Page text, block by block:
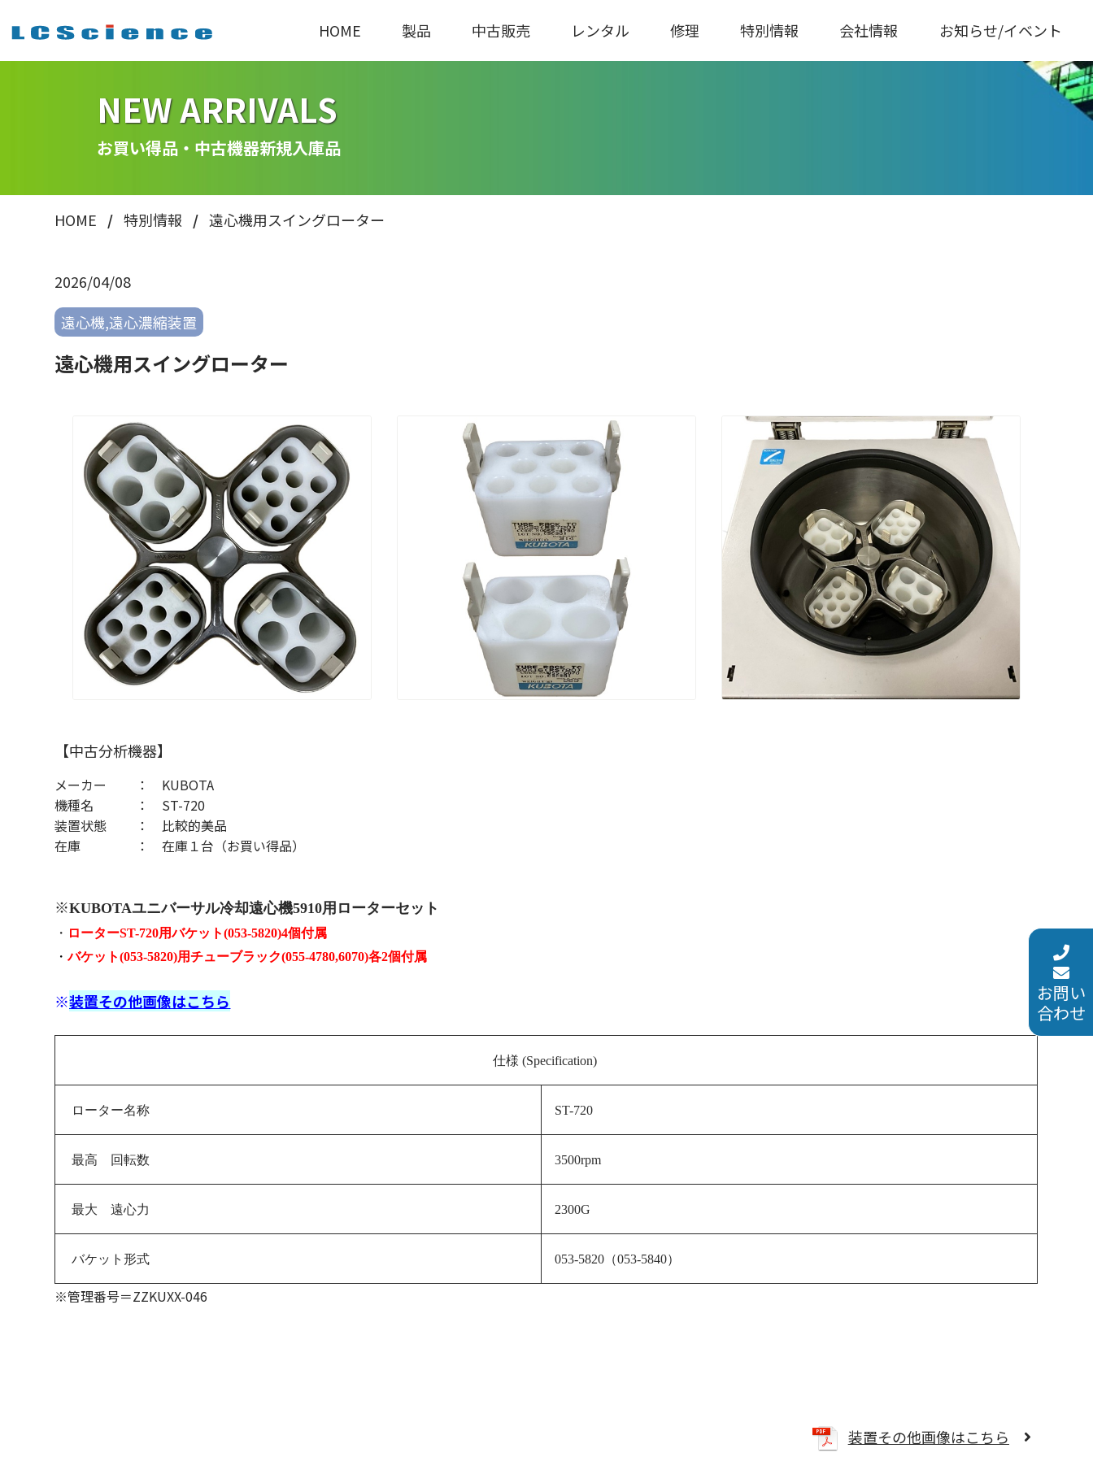
HOME 製品 中古販売 レンタル 修理 特別情報 会社情報 お知らせ/イベント
お問い
合わせ
NEW ARRIVALS
お買い得品・中古機器新規入庫品
HOME 特別情報 遠心機用スイングローター
2026/04/08
遠心機,遠心濃縮装置
遠心機用スイングローター
【中古分析機器】
メーカー
KUBOTA
機種名
ST-720
装置状態
比較的美品
在庫
在庫１台（お買い得品）
※KUBOTAユニバーサル冷却遠心機5910用ローターセット
・ ローターST-720用バケット(053-5820)4個付属
・バケット(053-5820)用チューブラック(055-4780,6070)各2個付属
※装置その他画像はこちら
仕様 (Specification)
ローター名称 ST-720
最高 回転数 3500rpm
最大 遠心力 2300G
バケット形式 053-5820（053-5840）
※管理番号＝ZZKUXX-046
装置その他画像はこちら